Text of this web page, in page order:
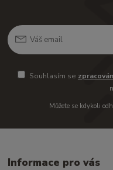
Souhlasím se
Můžete se kdykoli
Informace pro vás